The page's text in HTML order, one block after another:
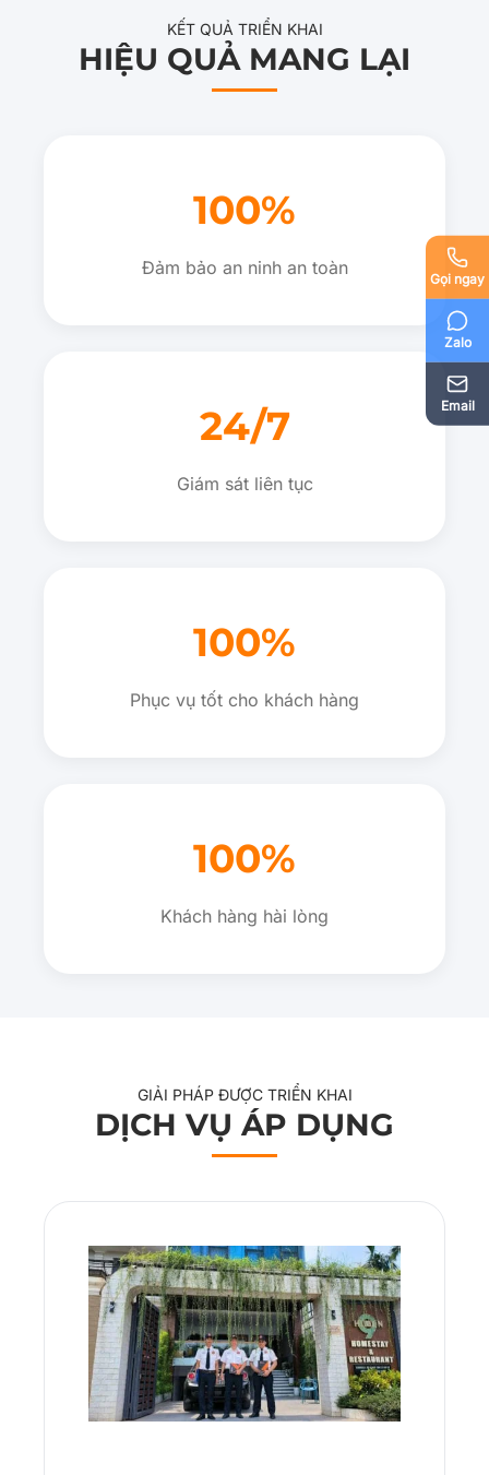
Gọi ngay
Zalo
Email
KẾT QUẢ TRIỂN KHAI
HIỆU QUẢ MANG LẠI
100%
Đảm bảo an ninh an toàn
24/7
Giám sát liên tục
100%
Phục vụ tốt cho khách hàng
100%
Khách hàng hài lòng
GIẢI PHÁP ĐƯỢC TRIỂN KHAI
DỊCH VỤ ÁP DỤNG